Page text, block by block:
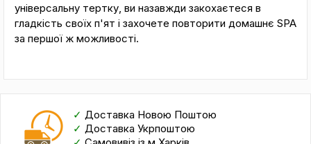
універсальну тертку, ви назавжди закохаєтеся в
гладкість своїх п'ят і захочете повторити домашнє SPA
за першої ж можливості.
✓ Доставка Новою Поштою
✓ Доставка Укрпоштою